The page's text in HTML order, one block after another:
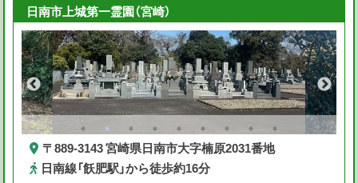
日南市上城第一霊園（宮崎）
〒889-3143 宮崎県日南市大字楠原2031番地
日南線「飫肥駅」から徒歩約16分